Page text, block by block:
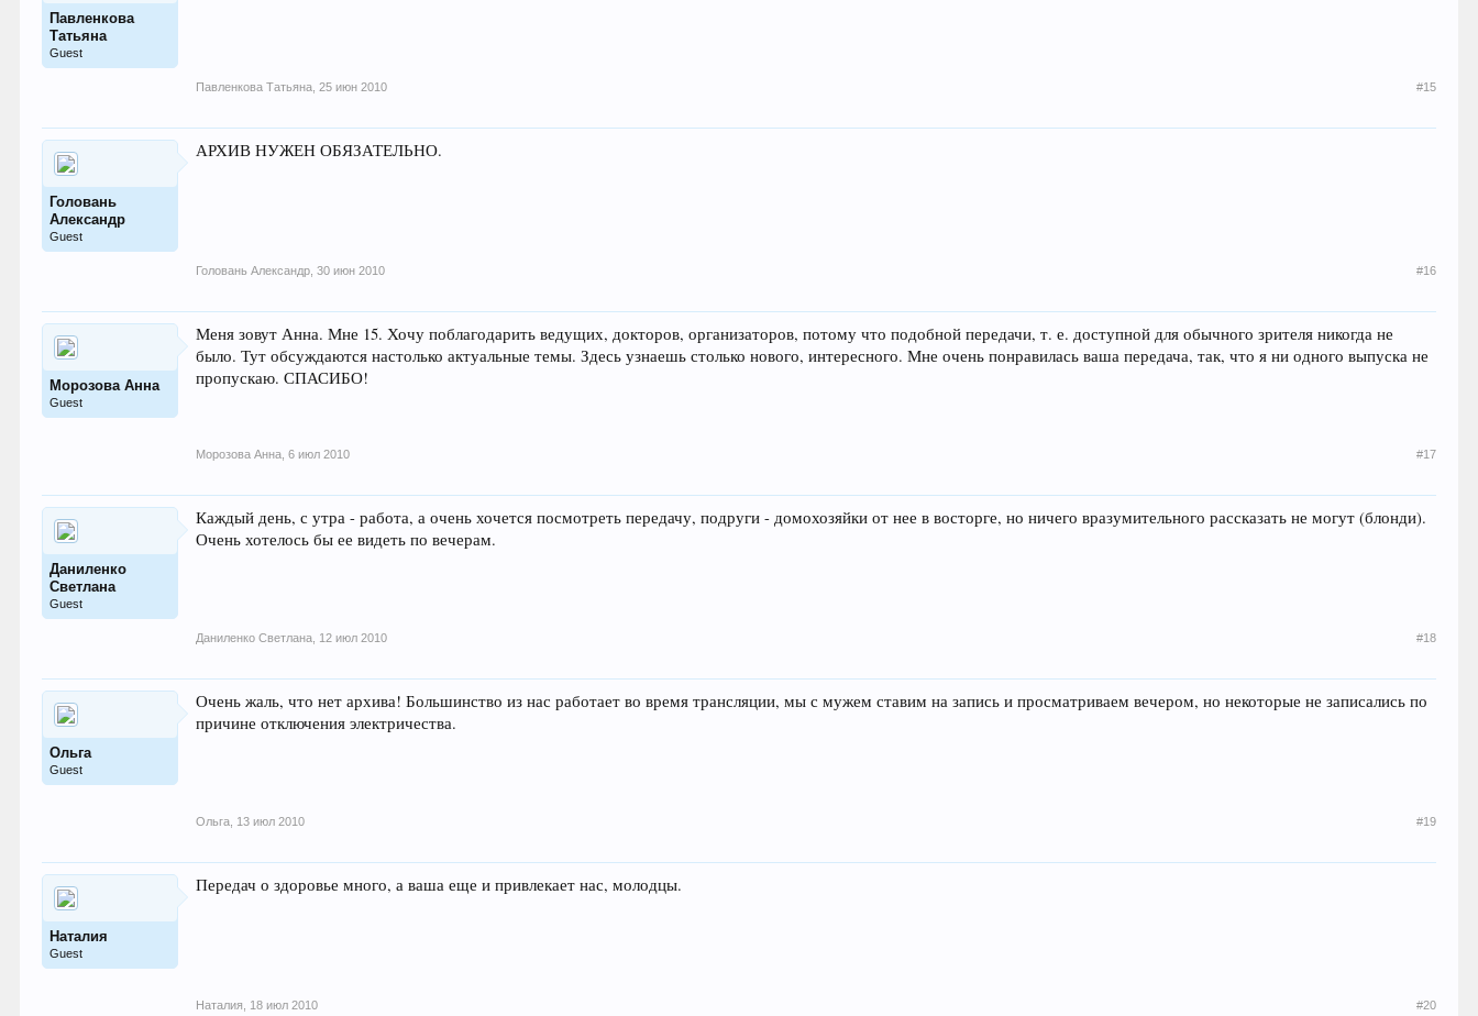
Павленкова
Татьяна
Guest
Павленкова Татьяна 25 июн 2010 #15
Головань
Александр
Guest
АРХИВ НУЖЕН ОБЯЗАТЕЛЬНО.
Головань Александр 30 июн 2010 #16
Морозова Анна
Guest
Меня зовут Анна. Мне 15. Хочу поблагодарить ведущих, докторов, организаторов, потому что подобной передачи, т. е. доступной для обычного зрителя никогда не
было. Тут обсуждаются настолько актуальные темы. Здесь узнаешь столько нового, интересного. Мне очень понравилась ваша передача, так, что я ни одного выпуска не
пропускаю. СПАСИБО!
Морозова Анна 6 июл 2010 #17
Даниленко
Светлана
Guest
Каждый день, с утра - работа, а очень хочется посмотреть передачу, подруги - домохозяйки от нее в восторге, но ничего вразумительного рассказать не могут (блонди).
Очень хотелось бы ее видеть по вечерам.
Даниленко Светлана 12 июл 2010 #18
Ольга
Guest
Очень жаль, что нет архива! Большинство из нас работает во время трансляции, мы с мужем ставим на запись и просматриваем вечером, но некоторые не записались по
причине отключения электричества.
Ольга 13 июл 2010 #19
Наталия
Guest
Передач о здоровье много, а ваша еще и привлекает нас, молодцы.
Наталия 18 июл 2010 #20